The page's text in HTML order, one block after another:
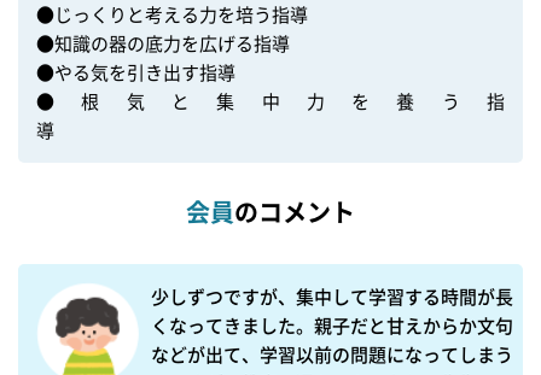
●じっくりと考える力を培う指導
●知識の器の底力を広げる指導
●やる気を引き出す指導
●根気と集中力を養う指
導
会員のコメント
少しずつですが、集中して学習する時間が長
くなってきました。親子だと甘えからか文句
などが出て、学習以前の問題になってしまう